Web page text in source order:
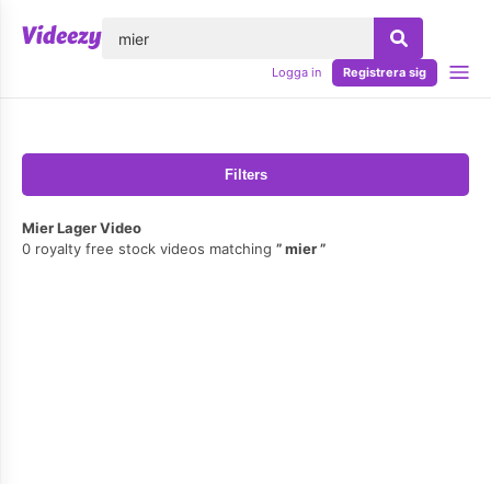
Logga in Registrera sig
Filters
Mier Lager Video
0 royalty free stock videos matching
mier